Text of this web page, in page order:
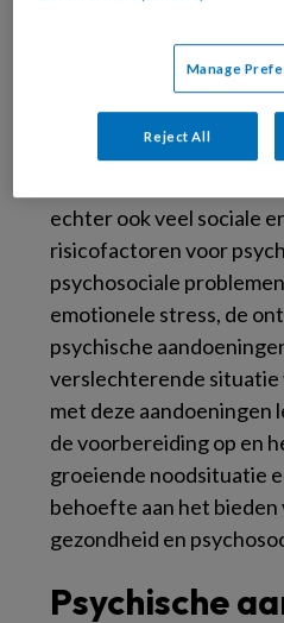
veranderingen op
gemeenschappen,
grotendeels gericht op
echter ook veel sociale
risicofactoren voor
psychosociale
emotionele stress, de
psychische
verslechterende situatie
met deze aandoeningen
de voorbereiding op en
groeiende noodsituatie
behoefte aan het bieden
gezondheid en
Psychische
Manage
Reject All